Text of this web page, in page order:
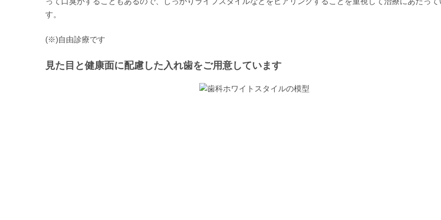
す。
(※)自由診療です
見た目と健康面に配慮した入れ歯をご用意しています